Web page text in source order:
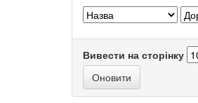
Вивести на сторінку